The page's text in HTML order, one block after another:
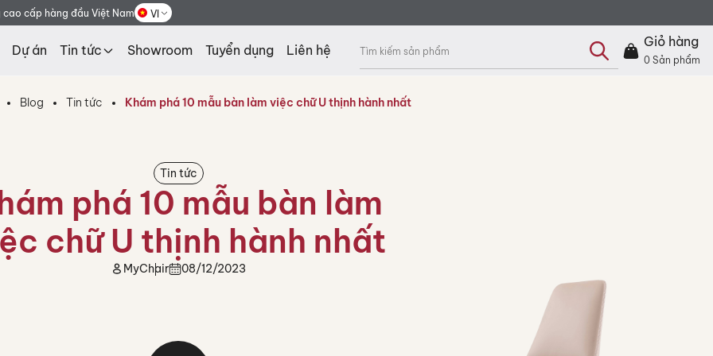
cấp hàng đầu Việt Nam VI
Dự án Tin tức Showroom Tuyển dụng Liên hệ
kiếm
phẩm
Giỏ hàng
0 Sản phẩm
Blog Tin tức Khám phá 10 mẫu bàn làm việc chữ U thịnh hành nhất
Tin tức
phá 10 mẫu bàn làm
chữ U thịnh hành nhất
MyChair 08/12/2023